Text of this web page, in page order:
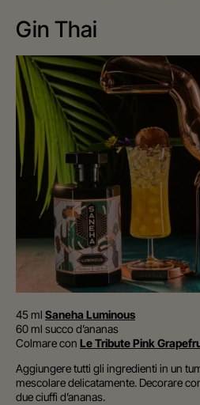
Gin Thai
45 ml Saneha Luminous
60 ml succo d’ananas
Colmare con Le Tribute Pink
Aggiungere tutti gli ingredienti in un
mescolare delicatamente. Decorare
due ciuffi d’ananas.